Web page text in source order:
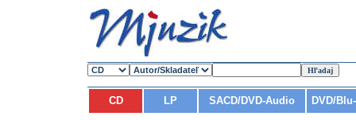
CD LP SACD/DVD-Audio DVD/